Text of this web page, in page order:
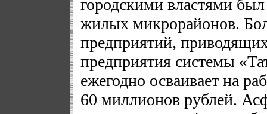
городскими властями был
жилых микрорайонов.
предприятий,
предприятия системы
ежегодно осваивает на
60 миллионов рублей.